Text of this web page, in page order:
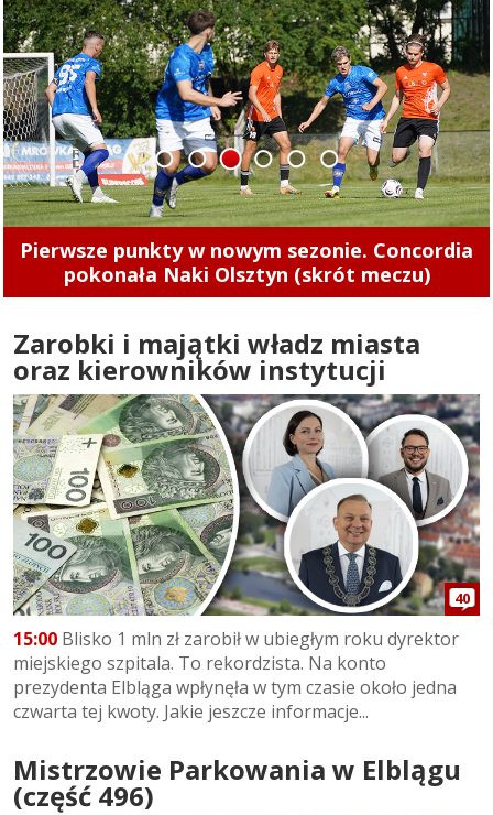
Pierwsze punkty w nowym sezonie. Concordia
pokonała Naki Olsztyn (skrót meczu)
1 2 3 4 5 6
Zarobki i majątki władz miasta
oraz kierowników instytucji
40
15:00 Blisko 1 mln zł zarobił w ubiegłym roku dyrektor
miejskiego szpitala. To rekordzista. Na konto
prezydenta Elbląga wpłynęła w tym czasie około jedna
czwarta tej kwoty. Jakie jeszcze informacje...
Mistrzowie Parkowania w Elblągu
(część 496)